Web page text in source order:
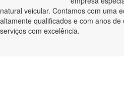
natural veicular. Contamos com uma
altamente qualificados e com anos
serviços com excelência.